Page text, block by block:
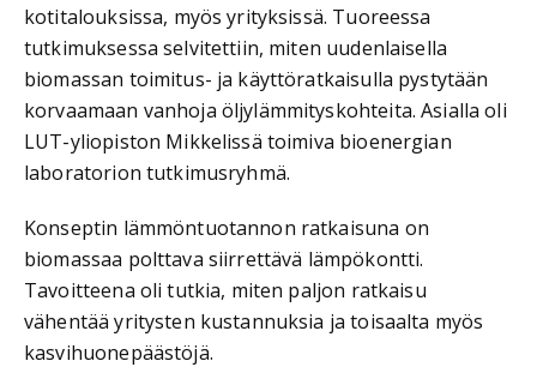
kotitalouksissa, myös yrityksissä. Tuoreessa
tutkimuksessa selvitettiin, miten uudenlaisella
biomassan toimitus- ja käyttöratkaisulla pystytään
korvaamaan vanhoja öljylämmityskohteita. Asialla oli
LUT-yliopiston Mikkelissä toimiva bioenergian
laboratorion tutkimusryhmä.
Konseptin lämmöntuotannon ratkaisuna on
biomassaa polttava siirrettävä lämpökontti.
Tavoitteena oli tutkia, miten paljon ratkaisu
vähentää yritysten kustannuksia ja toisaalta myös
kasvihuonepäästöjä.